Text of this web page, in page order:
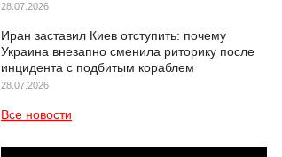
28.07.2026
Иран заставил Киев отступить: почему
Украина внезапно сменила риторику после
инцидента с подбитым кораблем
28.07.2026
Все новости